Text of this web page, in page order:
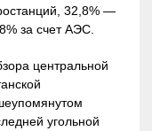
32,8% —
за счет АЭС.
центральной
угольной